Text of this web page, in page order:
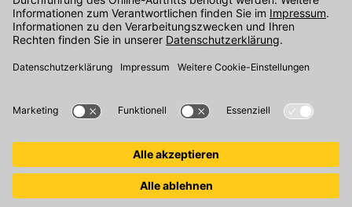
Den Kontakt direkt in unsere Niederlassungen finden Sie hier.
Oder über unseren Chat .